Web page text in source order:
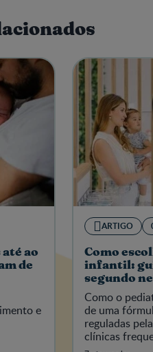
até ao
de
e
ARTIGO
Como
infantil:
segundo
Como o
de uma
reguladas
clínicas